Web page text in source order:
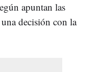
apuntan las
decisión con la